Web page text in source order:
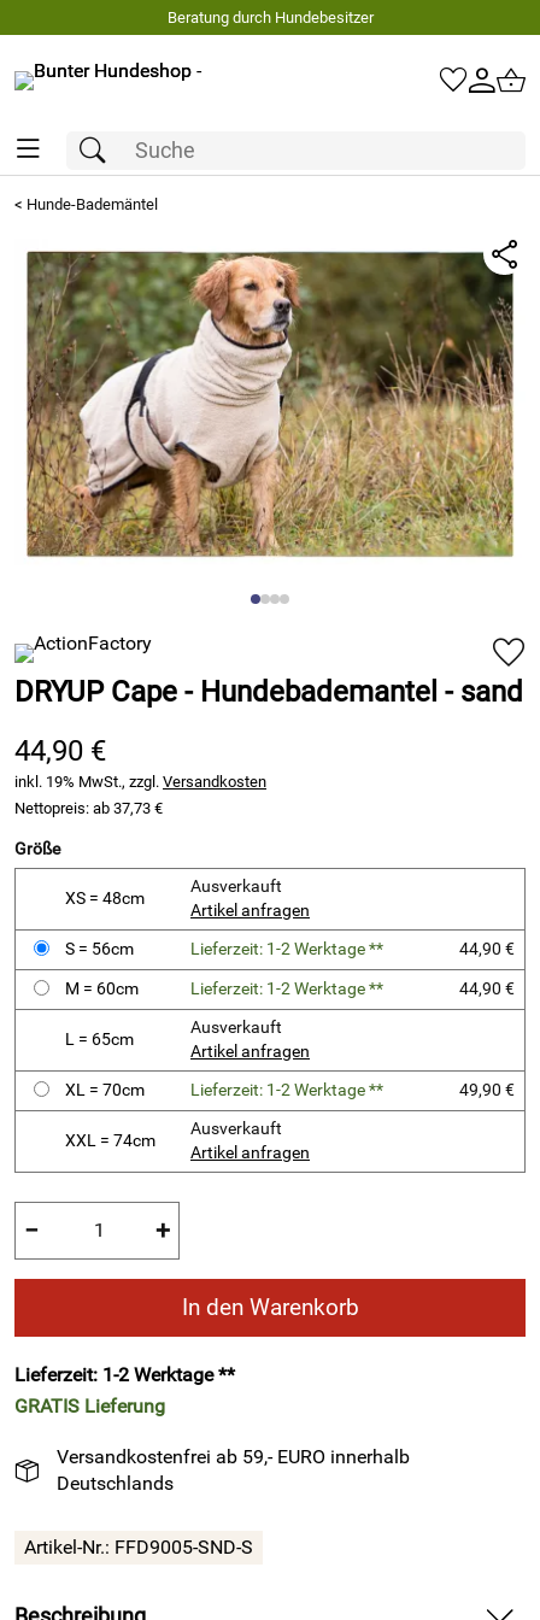
Beratung durch Hundebesitzer
< Hunde-Bademäntel
DRYUP Cape - Hundebademantel - sand
44,90 €
inkl. 19% MwSt., zzgl. Versandkosten
Nettopreis: ab 37,73 €
Größe
XS = 48cm
Ausverkauft
Artikel anfragen
S = 56cm
Lieferzeit: 1-2 Werktage **
44,90 €
M = 60cm
Lieferzeit: 1-2 Werktage ** 44,90 €
L = 65cm
Ausverkauft
Artikel anfragen
XL = 70cm
Lieferzeit: 1-2 Werktage ** 49,90 €
XXL = 74cm
Ausverkauft
Artikel anfragen
− +
In den Warenkorb
Lieferzeit: 1-2 Werktage **
GRATIS Lieferung
Versandkostenfrei ab 59,- EURO innerhalb
Deutschlands
Artikel-Nr.: FFD9005-SND-S